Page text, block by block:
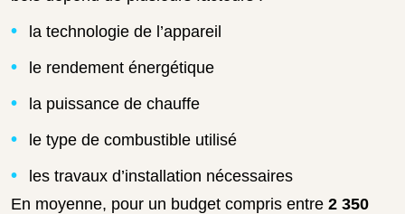
la technologie de l’appareil
le rendement énergétique
la puissance de chauffe
le type de combustible utilisé
les travaux d’installation nécessaires
En moyenne, pour un budget compris entre 2 350